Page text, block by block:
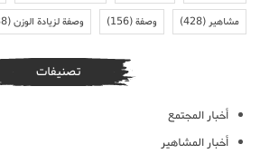
مشاهير(428) وصفة(156) وصفة لزيادة الوزن(138)
تصنيفات
أخبار المجتمع
أخبار المشاهير